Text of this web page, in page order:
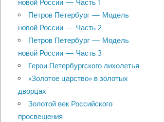
новой России — Часть 1
Петров Петербург — Модель
новой России — Часть 2
Петров Петербург — Модель
новой России — Часть 3
Герои Петербургского лихолетья
«Золотое царство» в золотых
дворцах
Золотой век Российского
просвещения